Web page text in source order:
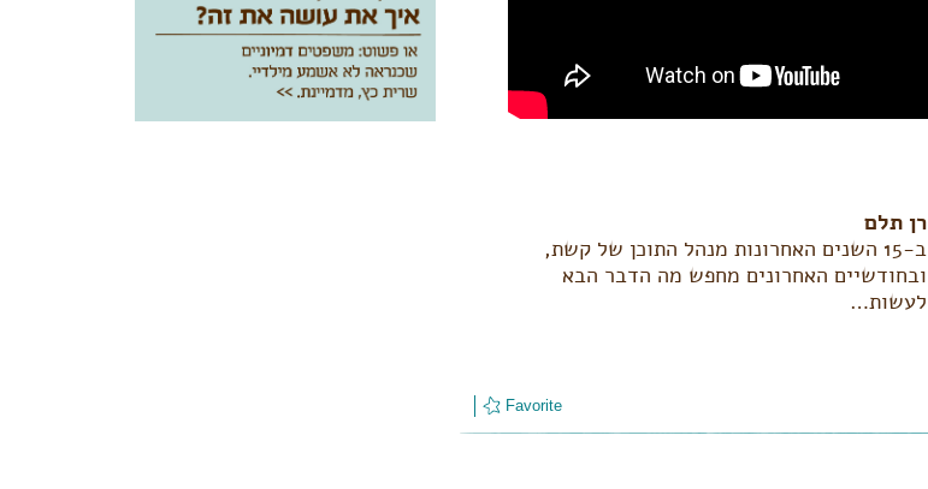
רן תלם
ב-15 השנים האחרונות מנהל התוכן של קשת,
ובחודשיים האחרונים מחפש מה הדבר הבא
לעשות…
Favorite